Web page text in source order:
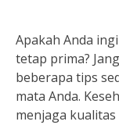
Apakah Anda
tetap prima?
beberapa tips
mata Anda.
menjaga